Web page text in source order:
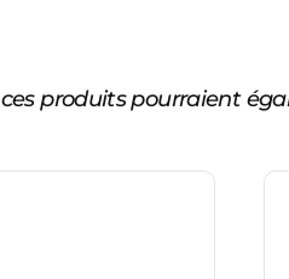
ces produits pourraient